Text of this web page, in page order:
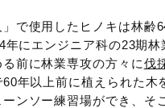
で使用したヒノキは林
年にエンジニア科の23期
前に林業専攻の方々に伐
年以上前に植えられた
ンソー練習場ができ、そ